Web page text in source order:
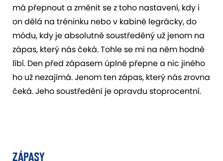
má přepnout a změnit se z toho nastavení, kdy i
on dělá na tréninku nebo v kabině legrácky, do
módu, kdy je absolutně soustředěný už jenom na
zápas, který nás čeká. Tohle se mi na něm hodně
líbí. Den před zápasem úplně přepne a nic jiného
ho už nezajímá. Jenom ten zápas, který nás zrovna
čeká. Jeho soustředění je opravdu stoprocentní.
ZÁPASY